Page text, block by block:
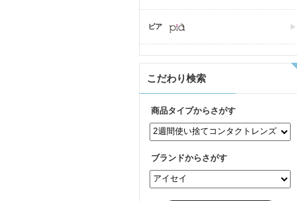
ピア
こだわり検索
商品タイプからさがす
ブランドからさがす